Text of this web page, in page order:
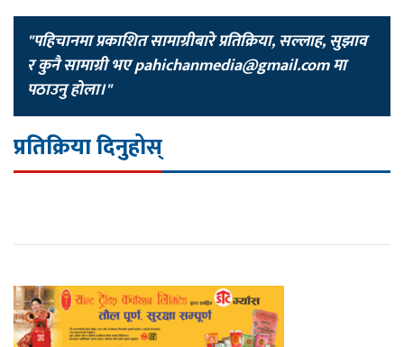
"पहिचानमा प्रकाशित सामाग्रीबारे प्रतिक्रिया, सल्लाह, सुझाव
र कुनै सामाग्री भएpahichanmedia@gmail.comमा
पठाउनु होला।"
प्रतिक्रिया दिनुहोस्